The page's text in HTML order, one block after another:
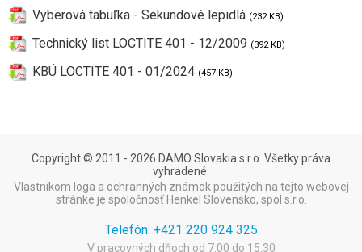
Vyberová tabuľka - Sekundové lepidlá (232 KB)
Technický list LOCTITE 401 - 12/2009 (392 KB)
KBÚ LOCTITE 401 - 01/2024 (457 KB)
Copyright © 2011 - 2026 DAMO Slovakia s.r.o. Všetky práva
vyhradené.
Vlastníkom loga a ochranných známok použitých na tejto webovej
stránke je spoločnosť Henkel Slovensko, spol s.r.o.
Telefón: +421 220 924 325
V pracovných dňoch od 7:00 do 15:30